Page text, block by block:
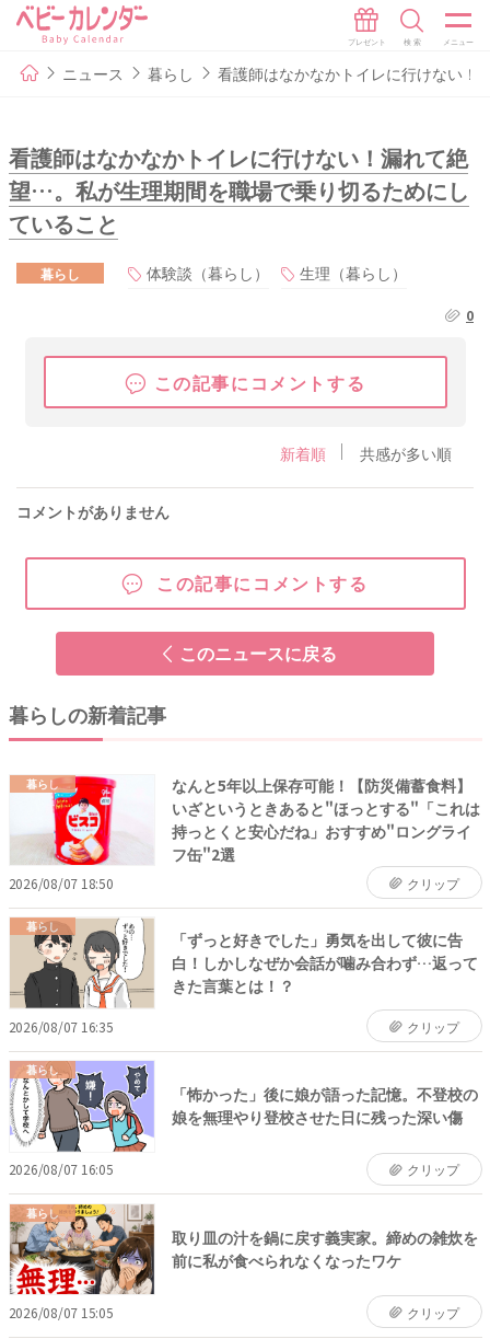
ニュース 暮らし 看護師はなかなかトイレに行けない
看護師はなかなかトイレに行けない！漏れて絶
望…。私が生理期間を職場で乗り切るためにし
ていること
暮らし 体験談（暮らし） 生理（暮らし）
0
この記事にコメントする
新着順 共感が多い順
コメントがありません
この記事にコメントする
このニュースに戻る
暮らしの新着記事
暮らし
なんと5年以上保存可能！【防災備蓄食料】
いざというときあると"ほっとする"「これは
持っとくと安心だね」おすすめ"ロングライ
フ缶"2選
2026/08/07 18:50 クリップ
暮らし
「ずっと好きでした」勇気を出して彼に告
白！しかしなぜか会話が噛み合わず…返って
きた言葉とは！？
2026/08/07 16:35 クリップ
暮らし
「怖かった」後に娘が語った記憶。不登校の
娘を無理やり登校させた日に残った深い傷
2026/08/07 16:05 クリップ
暮らし
取り皿の汁を鍋に戻す義実家。締めの雑炊を
前に私が食べられなくなったワケ
2026/08/07 15:05 クリップ